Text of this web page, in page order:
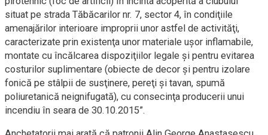
situat pe strada Tăbăcarilor nr. 7, sector 4, în condiţiile
amenajărilor interioare improprii unor astfel de activităţi,
caracterizate prin existenţa unor materiale uşor inflamabile,
montate cu încălcarea dispoziţiilor legale şi pentru evitarea
costurilor suplimentare (obiecte de decor şi pentru izolare
fonică pe stâlpii de susţinere, pereţi şi tavan, spumă
poliuretanică neignifugată), cu consecinţa producerii unui
incendiu în seara de 30.10.2015”.